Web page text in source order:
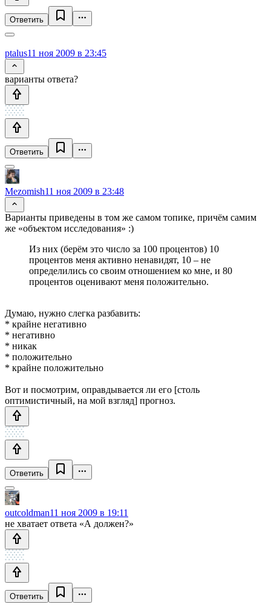
Ответить
ptalus11 ноя 2009 в 23:45
варианты ответа?
Ответить
Mezomish11 ноя 2009 в 23:48
Варианты приведены в том же самом топике, причём самим
же «объектом исследования» :)
Из них (берём это число за 100 процентов) 10
процентов меня активно ненавидят, 10 – не
определились со своим отношением ко мне, и 80
процентов оценивают меня положительно.
Думаю, нужно слегка разбавить:
* крайне негативно
* негативно
* никак
* положительно
* крайне положительно
Вот и посмотрим, оправдывается ли его [столь
оптимистичный, на мой взгляд] прогноз.
Ответить
outcoldman11 ноя 2009 в 19:11
не хватает ответа «А должен?»
Ответить